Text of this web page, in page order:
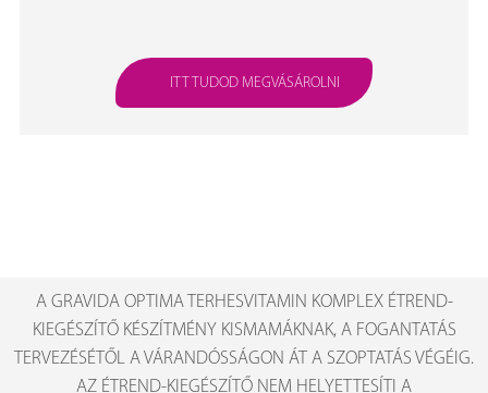
ITT TUDOD MEGVÁSÁROLNI
A GRAVIDA OPTIMA TERHESVITAMIN KOMPLEX ÉTREND-
KIEGÉSZÍTŐ KÉSZÍTMÉNY KISMAMÁKNAK, A FOGANTATÁS
TERVEZÉSÉTŐL A VÁRANDÓSSÁGON ÁT A SZOPTATÁS VÉGÉIG.
AZ ÉTREND-KIEGÉSZÍTŐ NEM HELYETTESÍTI A